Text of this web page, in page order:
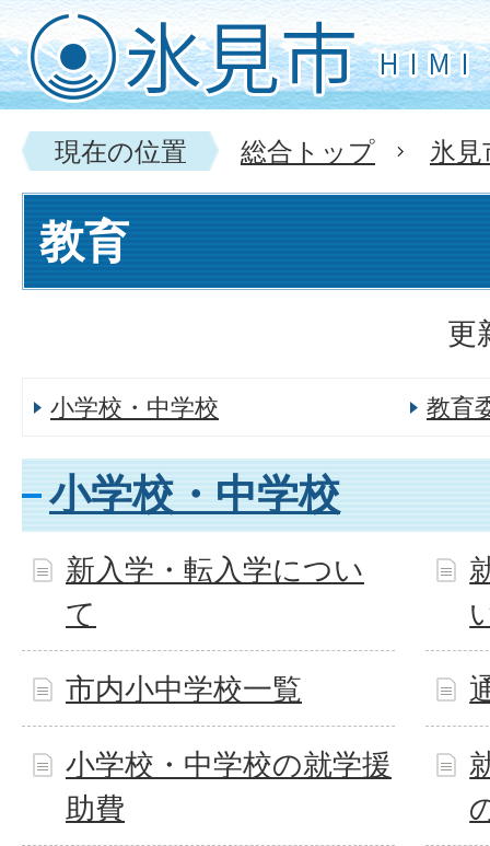
現在の位置 総合トップ 氷
教育
更
小学校・中学校 教育
小学校・中学校
新入学・転入学につい
て
市内小中学校一覧
小学校・中学校の就学援
助費